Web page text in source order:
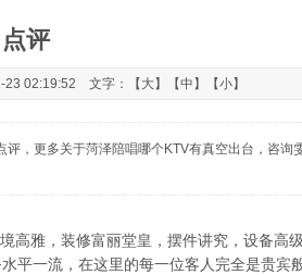
点评
23 02:19:52 文字：【 大】【中 】【小】
，更多关于菏泽陪唱哪个KTV有真空出台，咨询
高雅，装修富丽堂皇，摆件讲究，设备高
平一流，在这里的每一位客人完全是贵宾